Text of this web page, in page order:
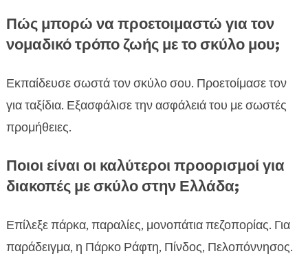
Πώς μπορώ να προετοιμαστώ για τον
νομαδικό τρόπο ζωής με το σκύλο μου;
Εκπαίδευσε σωστά τον σκύλο σου. Προετοίμασε τον
για ταξίδια. Εξασφάλισε την ασφάλειά του με σωστές
προμήθειες.
Ποιοι είναι οι καλύτεροι προορισμοί για
διακοπές με σκύλο στην Ελλάδα;
Επίλεξε πάρκα, παραλίες, μονοπάτια πεζοπορίας. Για
παράδειγμα, η Πάρκο Ράφτη, Πίνδος, Πελοπόννησος.